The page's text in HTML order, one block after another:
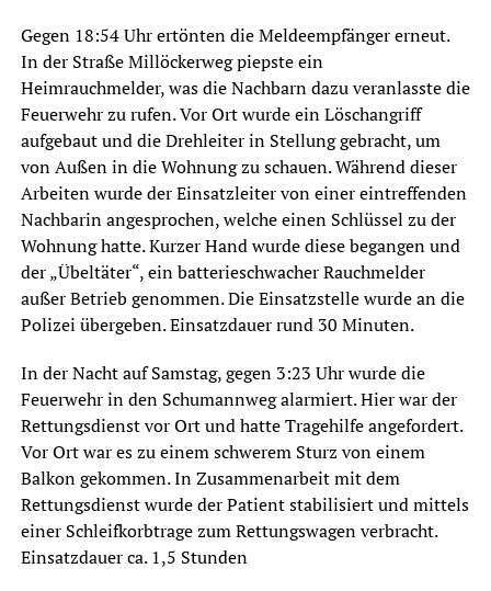
Gegen 18:54 Uhr ertönten die Meldeempfänger erneut.
In der Straße Millöckerweg piepste ein
Heimrauchmelder, was die Nachbarn dazu veranlasste die
Feuerwehr zu rufen. Vor Ort wurde ein Löschangriff
aufgebaut und die Drehleiter in Stellung gebracht, um
von Außen in die Wohnung zu schauen. Während dieser
Arbeiten wurde der Einsatzleiter von einer eintreffenden
Nachbarin angesprochen, welche einen Schlüssel zu der
Wohnung hatte. Kurzer Hand wurde diese begangen und
der „Übeltäter“, ein batterieschwacher Rauchmelder
außer Betrieb genommen. Die Einsatzstelle wurde an die
Polizei übergeben. Einsatzdauer rund 30 Minuten.
In der Nacht auf Samstag, gegen 3:23 Uhr wurde die
Feuerwehr in den Schumannweg alarmiert. Hier war der
Rettungsdienst vor Ort und hatte Tragehilfe angefordert.
Vor Ort war es zu einem schwerem Sturz von einem
Balkon gekommen. In Zusammenarbeit mit dem
Rettungsdienst wurde der Patient stabilisiert und mittels
einer Schleifkorbtrage zum Rettungswagen verbracht.
Einsatzdauer ca. 1,5 Stunden